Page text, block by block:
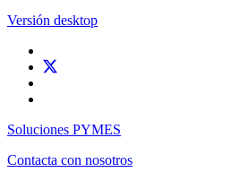
Versión desktop
Soluciones PYMES
Contacta con nosotros